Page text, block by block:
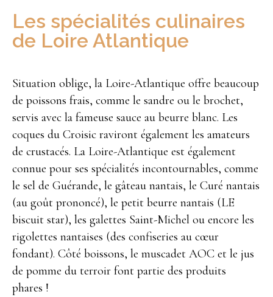
Les spécialités culinaires
de Loire Atlantique
Situation oblige, la Loire-Atlantique offre beaucoup
de poissons frais, comme le sandre ou le brochet,
servis avec la fameuse sauce au beurre blanc. Les
coques du Croisic raviront également les amateurs
de crustacés. La Loire-Atlantique est également
connue pour ses spécialités incontournables, comme
le sel de Guérande, le gâteau nantais, le Curé nantais
(au goût prononcé), le petit beurre nantais (LE
biscuit star), les galettes Saint-Michel ou encore les
rigolettes nantaises (des confiseries au cœur
fondant). Côté boissons, le muscadet AOC et le jus
de pomme du terroir font partie des produits
phares !